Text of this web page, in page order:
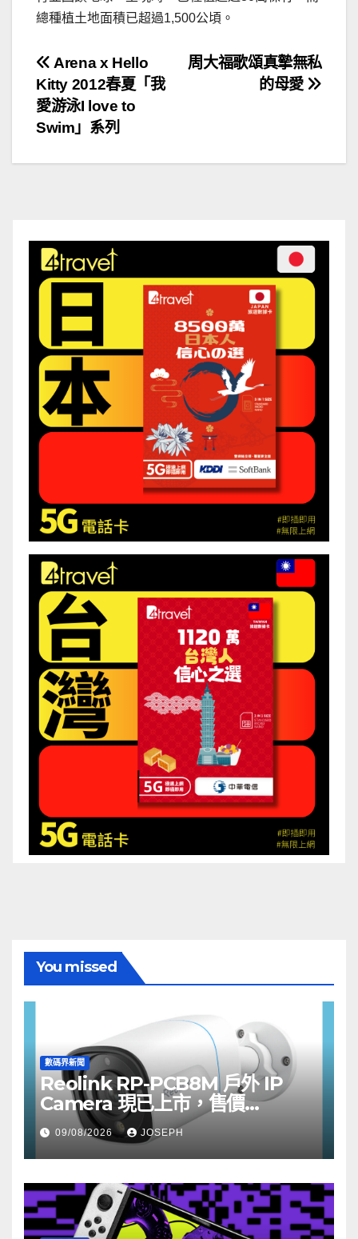
總種植土地面積已超過1,500公頃。
文
章
導
覽
周大福歌頌真摯無私
的母愛
Arena x Hello
Kitty 2012春夏「我
愛游泳I love to
Swim」系列
You missed
數碼界新聞
Reolink RP-PCB8M 戶外 IP
Camera 現已上市，售價
HK$722
09/08/2026 JOSEPH